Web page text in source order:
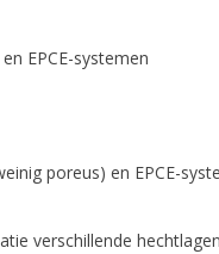
EPCE-systemen
poreus) en EPCE-
verschillende